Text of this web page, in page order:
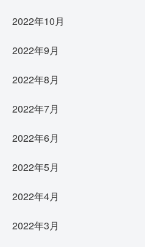
2022年10月
2022年9月
2022年8月
2022年7月
2022年6月
2022年5月
2022年4月
2022年3月